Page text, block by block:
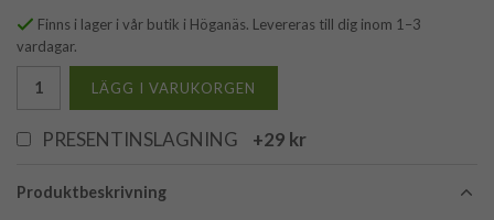
Finns i lager i vår butik i Höganäs. Levereras till dig inom 1–3
vardagar.
LÄGG I VARUKORGEN
PRESENTINSLAGNING +29 kr
Produktbeskrivning